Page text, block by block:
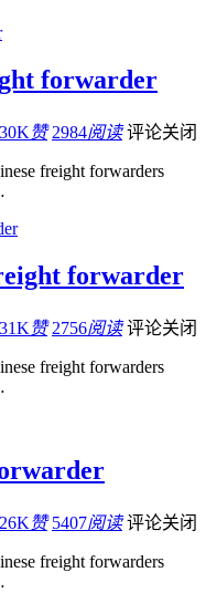
forwarder
赞 2984阅读 评论关闭
freight forwarders
forwarder
赞 2756阅读 评论关闭
freight forwarders
赞 5407阅读 评论关闭
freight forwarders